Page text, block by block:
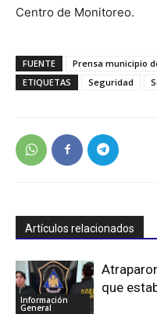
Centro de Monitoreo.
FUENTE
Prensa municipio
ETIQUETAS
Seguridad
Artículos relacionados
Información
General
que